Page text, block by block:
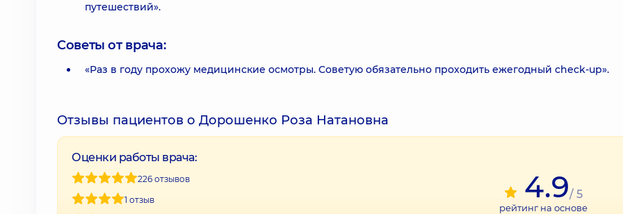
путешествий».
Советы от врача:
«Раз в году прохожу медицинские осмотры. Советую обязательно проходить ежегодный check-up».
Отзывы пациентов о Дорошенко Роза Натановна
Оценки работы врача:
226 отзывов
1 отзыв
4.9/ 5
рейтинг на основе